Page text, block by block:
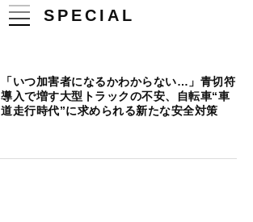
SPECIAL
「いつ加害者になるかわからない…」青切符
導入で増す大型トラックの不安、自転車“車
道走行時代”に求められる新たな安全対策